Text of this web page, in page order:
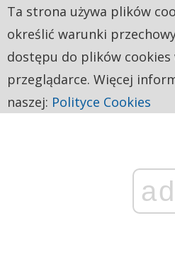
ad
Ta strona używa plików
określić warunki
dostępu do plików cookies
przeglądarce. Więcej
naszej: Polityce Cookies